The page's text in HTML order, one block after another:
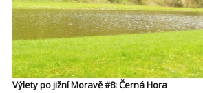
Výlety po jižní Moravě #8: Černá Hora